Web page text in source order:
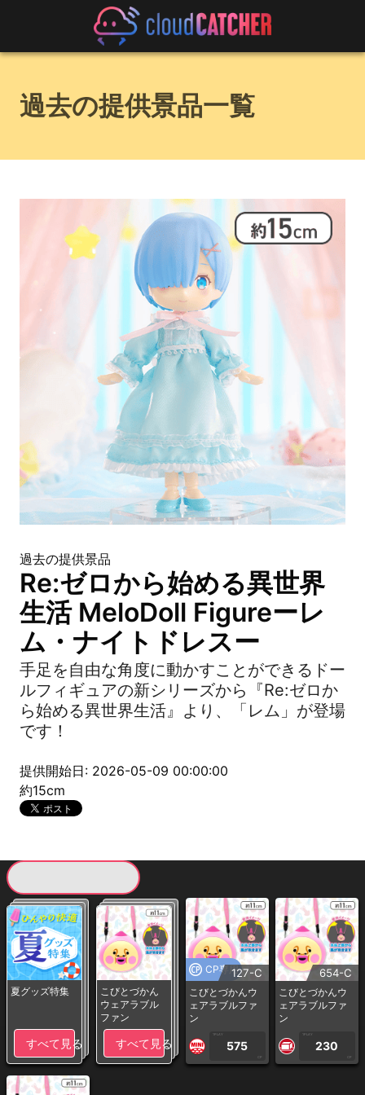
過去の提供景品一覧
過去の提供景品
Re:ゼロから始める異世界
生活 MeloDoll Figureーレ
ム・ナイトドレスー
手足を自由な角度に動かすことができるドー
ルフィギュアの新シリーズから『Re:ゼロか
ら始める異世界生活』より、「レム」が登場
です！
提供開始日: 2026-05-09 00:00:00
約15cm
夏グッズ特集
すべて見る
こびとづかん
ウェアラブル
ファン
すべて見る
CP専用127-C
こびとづかんウ
ェアラブルファ
ン
1PLAY
575
CP
654-C
こびとづかんウ
ェアラブルファ
ン
1PLAY
230
CP